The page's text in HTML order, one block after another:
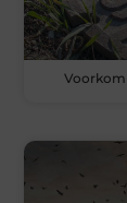
Voorkom